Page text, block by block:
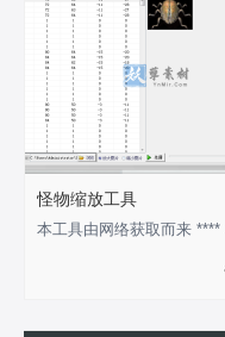
怪物缩放工具